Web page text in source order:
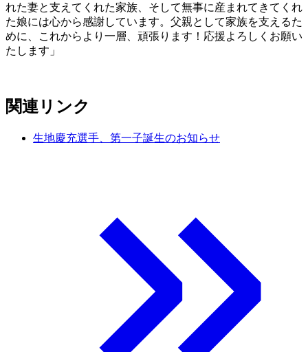
れた妻と支えてくれた家族、そして無事に産まれてきてくれ
た娘には心から感謝しています。父親として家族を支えるた
めに、これからより一層、頑張ります！応援よろしくお願い
たします」
関連リンク
生地慶充選手、第一子誕生のお知らせ